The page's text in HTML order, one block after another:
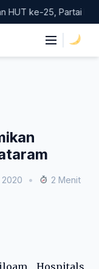
25, Partai Demokrat
2020 •
2 Menit
Hospitals